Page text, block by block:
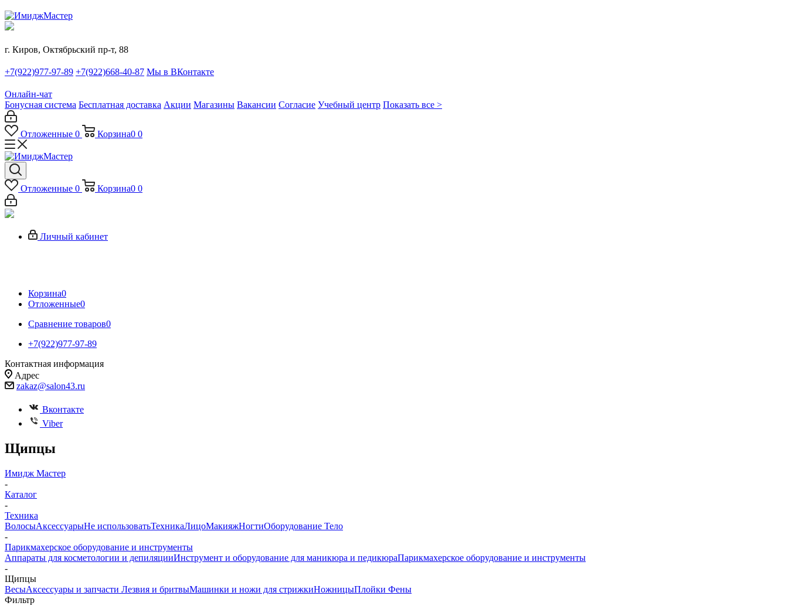
г. Киров, Октябрьский пр-т, 88
+7(922)977-97-89 +7(922)668-40-87 Мы в ВКонтакте
Онлайн-чат
Бонусная система Бесплатная доставка Акции Магазины Вакансии Согласие Учебный центр Показать все >
Отложенные 0 Корзина0 0
Отложенные 0 Корзина0 0
Личный кабинет
Корзина0
Отложенные0
Сравнение товаров0
+7(922)977-97-89
Контактная информация
Адрес
zakaz@salon43.ru
Вконтакте
Viber
Щипцы
Имидж Мастер
-
Каталог
-
Техника
ВолосыАксессуарыНе использоватьТехникаЛицоМакияжНогтиОборудование Тело
-
Парикмахерское оборудование и инструменты
Аппараты для косметологии и депиляцииИнструмент и оборудование для маникюра и педикюраПарикмахерское оборудование и инструменты
-
Щипцы
ВесыАксессуары и запчасти Лезвия и бритвыМашинки и ножи для стрижкиНожницыПлойки Фены
Фильтр